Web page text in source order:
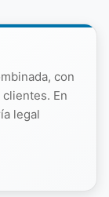
con
En
legal